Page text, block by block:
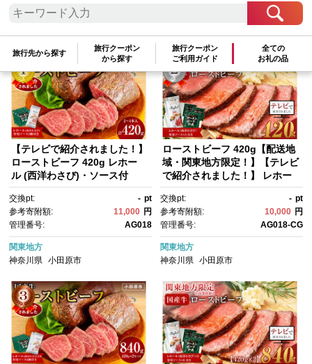
旅行先から探す
旅行クーポン
から探す
旅行クーポン
ご利用ガイド
全ての
お礼の品
参考寄附額順|新着順|人気ランキング順
【テレビで紹介されました！】
ローストビーフ 420g レホー
ル (西洋わさび)・ソース付
肉 オードブル 国産牛ロースト
ビーフ 約420g（4～5人前） ロ
ーストビーフソース レホー
ル 神奈川県 小田原市 】
交換pt: - pt
参考寄附額:
11,000 円
管理番号:
AG018
関東地方
神奈川県
小田原市
ローストビーフ 420g【配送地
域・関東地方限定！】【テレビ
で紹介されました！】 レホー
き ふるさと納税 【牛肉 国産 お
肉 オードブル 国産牛ロースト
ビーフ 約420g（4～5人前） ロ
ーストビーフソース レホー
ル 神奈川県 小田原市 】
交換pt: - pt
参考寄附額:
10,000 円
管理番号:
AG018-CG
関東地方
神奈川県 小田原市